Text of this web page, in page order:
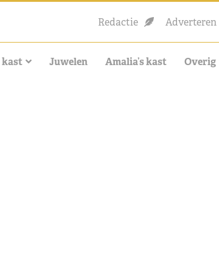
Redactie Adverteren
kast Juwelen Amalia’s kast Overig